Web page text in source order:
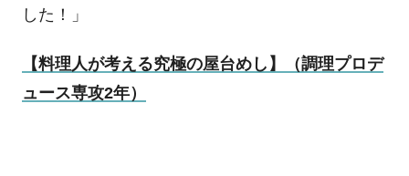
した！」
【料理人が考える究極の屋台めし】（調理プロデ
ュース専攻2年）